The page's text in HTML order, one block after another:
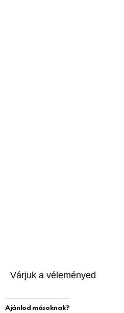
Várjuk a véleményed
Ajánlod másoknak?